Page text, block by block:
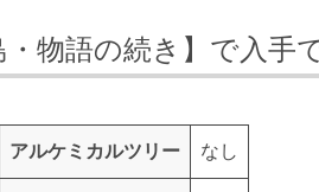
・物語の続き】で入手
アルケミカルツリー なし